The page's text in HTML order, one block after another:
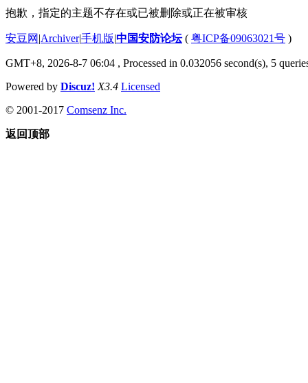
抱歉，指定的主题不存在或已被删除或正在被审核
安豆网 |Archiver|手机版|中国安防论坛( 粤ICP备09063021号 )
GMT+8, 2026-8-7 06:04 , Processed in 0.032056 second(s), 5
Powered by Discuz! X3.4 Licensed
© 2001-2017 Comsenz Inc.
返回顶部